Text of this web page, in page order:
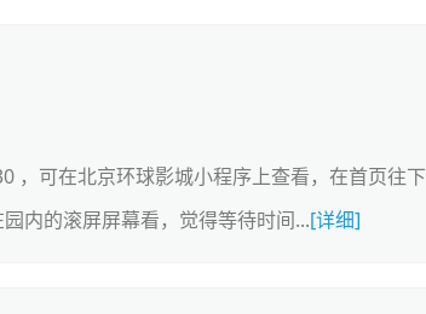
，可在北京环球影城小程序上查看，在首页往下
内的滚屏屏幕看，觉得等待时间...[详细]